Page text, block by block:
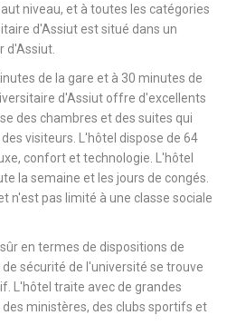
niveau, et à toutes les catégories
d'Assiut est situé dans un
d'Assiut.
de la gare et à 30 minutes de
d'Assiut offre d'excellents
des chambres et des suites qui
visiteurs. L'hôtel dispose de 64
confort et technologie. L'hôtel
la semaine et les jours de congés.
n'est pas limité à une classe sociale
en termes de dispositions de
sécurité de l'université se trouve
L'hôtel traite avec de grandes
ministères, des clubs sportifs et